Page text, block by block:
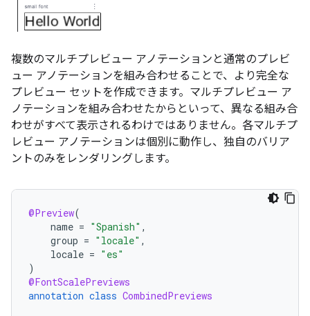
複数のマルチプレビュー アノテーションと通常のプレビ
ュー アノテーションを組み合わせることで、より完全な
プレビュー セットを作成できます。マルチプレビュー ア
ノテーションを組み合わせたからといって、異なる組み合
わせがすべて表示されるわけではありません。各マルチプ
レビュー アノテーションは個別に動作し、独自のバリア
ントのみをレンダリングします。
@Preview(
name = "Spanish" ,
group = "locale" ,
locale = "es"
)
@FontScalePreviews
annotation class CombinedPreviews